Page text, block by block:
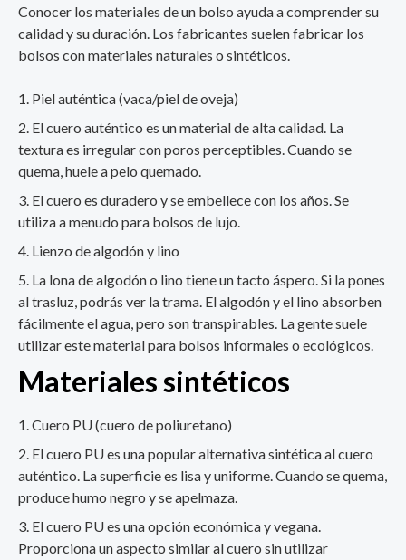
Conocer los materiales de un bolso ayuda a comprender su
calidad y su duración. Los fabricantes suelen fabricar los
bolsos con materiales naturales o sintéticos.
Piel auténtica (vaca/piel de oveja)
El cuero auténtico es un material de alta calidad. La
textura es irregular con poros perceptibles. Cuando se
quema, huele a pelo quemado.
El cuero es duradero y se embellece con los años. Se
utiliza a menudo para bolsos de lujo.
Lienzo de algodón y lino
La lona de algodón o lino tiene un tacto áspero. Si la pones
al trasluz, podrás ver la trama. El algodón y el lino absorben
fácilmente el agua, pero son transpirables. La gente suele
utilizar este material para bolsos informales o ecológicos.
Materiales sintéticos
Cuero PU (cuero de poliuretano)
El cuero PU es una popular alternativa sintética al cuero
auténtico. La superficie es lisa y uniforme. Cuando se quema,
produce humo negro y se apelmaza.
El cuero PU es una opción económica y vegana.
Proporciona un aspecto similar al cuero sin utilizar